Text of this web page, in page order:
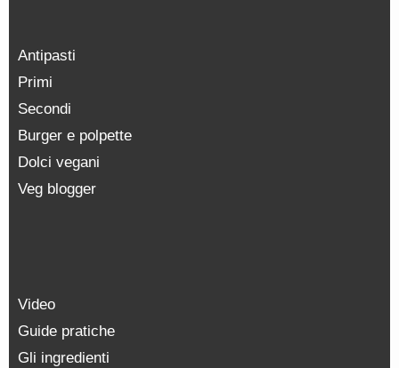
Antipasti
Primi
Secondi
Burger e polpette
Dolci vegani
Veg blogger
Video
Guide pratiche
Gli ingredienti